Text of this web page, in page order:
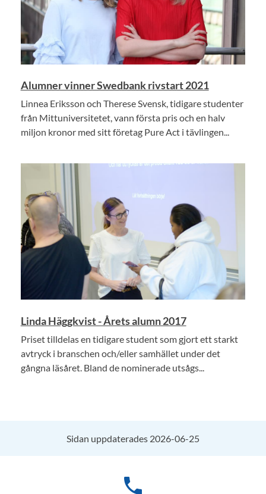
Alumner vinner Swedbank rivstart 2021
Linnea Eriksson och Therese Svensk, tidigare studenter
från Mittuniversitetet, vann första pris och en halv
miljon kronor med sitt företag Pure Act i tävlingen...
Linda Häggkvist - Årets alumn 2017
Priset tilldelas en tidigare student som gjort ett starkt
avtryck i branschen och/eller samhället under det
gångna läsåret. Bland de nominerade utsågs...
Sidan uppdaterades 2026-06-25
phone